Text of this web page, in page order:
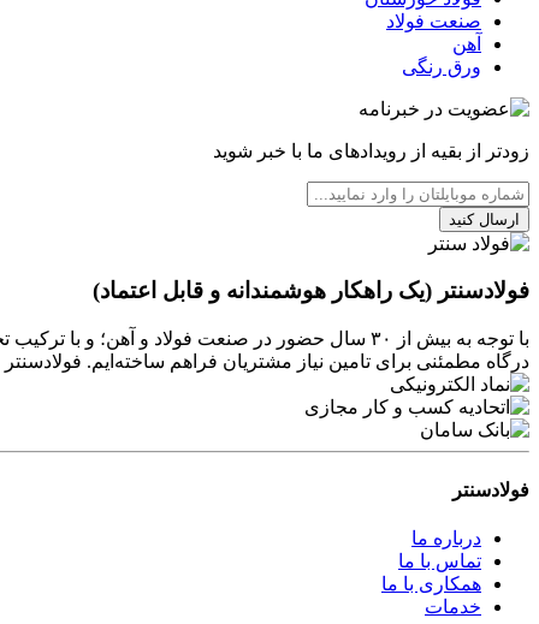
صنعت فولاد
آهن
ورق رنگی
زودتر از بقیه از رویدادهای ما با خبر شوید
ارسال کنید
فولادسنتر (یک راهکار هوشمندانه و قابل اعتماد)
با توجه به بیش از ۳۰ سال حضور در صنعت فولاد و
درگاه مطمئنی برای تامین نیاز مشتریان فراهم ساخته‌ایم.
فولادسنتر
درباره ما
تماس با ما
همکاری با ما
خدمات